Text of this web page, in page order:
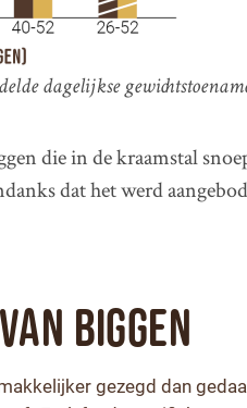
dagelijkse
die in de kraamstal
dat het werd
biggen
gezegd dan